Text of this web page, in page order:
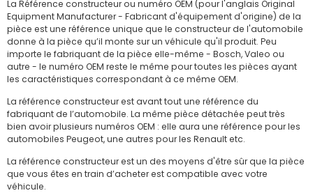
La Référence constructeur ou numéro OEM (pour l'anglais Original
Equipment Manufacturer - Fabricant d'équipement d'origine) de la
pièce est une référence unique que le constructeur de l'automobile
donne à la pièce qu’il monte sur un véhicule qu'il produit. Peu
importe le fabriquant de la pièce elle-même - Bosch, Valeo ou
autre - le numéro OEM reste le même pour toutes les pièces ayant
les caractéristiques correspondant à ce même OEM.
La référence constructeur est avant tout une référence du
fabriquant de l’automobile. La même pièce détachée peut très
bien avoir plusieurs numéros OEM : elle aura une référence pour les
automobiles Peugeot, une autres pour les Renault etc.
La référence constructeur est un des moyens d'être sûr que la pièce
que vous êtes en train d’acheter est compatible avec votre
véhicule.